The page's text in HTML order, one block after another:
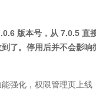
版本号，从 7.0.5 直
了。停用后并不会影
强化，权限管理页上线